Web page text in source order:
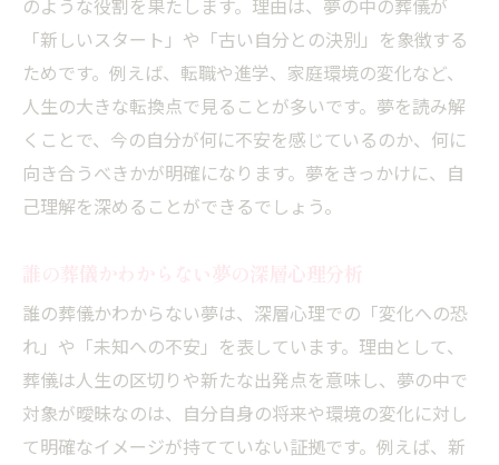
のような役割を果たします。理由は、夢の中の葬儀が
「新しいスタート」や「古い自分との決別」を象徴する
ためです。例えば、転職や進学、家庭環境の変化など、
人生の大きな転換点で見ることが多いです。夢を読み解
くことで、今の自分が何に不安を感じているのか、何に
向き合うべきかが明確になります。夢をきっかけに、自
己理解を深めることができるでしょう。
誰の葬儀かわからない夢は、深層心理での「変化への恐
れ」や「未知への不安」を表しています。理由として、
葬儀は人生の区切りや新たな出発点を意味し、夢の中で
対象が曖昧なのは、自分自身の将来や環境の変化に対し
て明確なイメージが持てていない証拠です。例えば、新